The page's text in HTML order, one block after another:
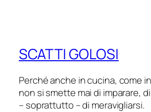
SCATTI GOLOSI
Perché anche in cucina, come
non si smette mai di imparare,
– soprattutto – di meravigliarsi.